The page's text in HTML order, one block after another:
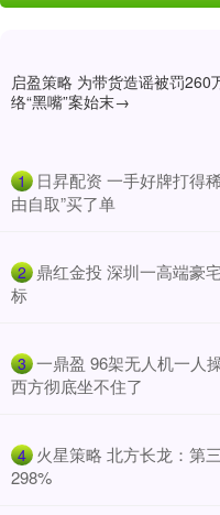
启盈策略 为带货造谣被罚260
络“黑嘴”案始末→
1 日昇配资 一手好牌打得
由自取”买了单
2 鼎红金投 深圳一高端豪
标
3 一鼎盈 96架无人机一人
西方彻底坐不住了
4 火星策略 北方长龙：第
298%